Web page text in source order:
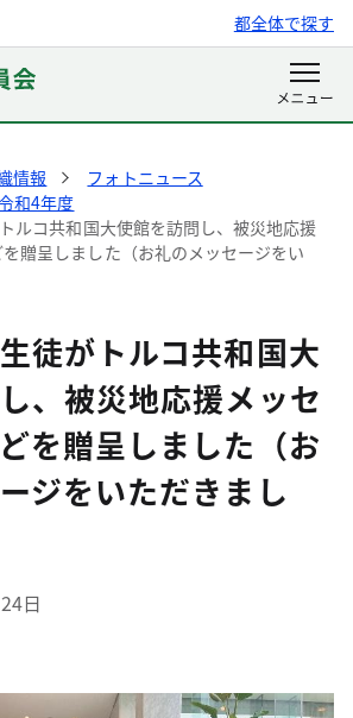
都全体で探す
情報
フォトニュース
和4年度
ルコ共和国大使館を訪問し、被災地応援
贈呈しました（お礼のメッセージをい
徒がトルコ共和国大
、被災地応援メッセ
を贈呈しました（お
ジをいただきまし
日